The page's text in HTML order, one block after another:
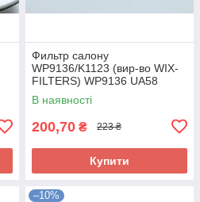
Фильтр салону
WP9136/K1123 (вир-во WIX-
FILTERS) WP9136 UA58
В наявності
200,70 ₴ 223 ₴
Купити
–10%